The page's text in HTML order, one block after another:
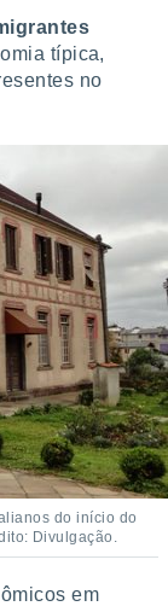
típica,
no
do início do
Divulgação.
em